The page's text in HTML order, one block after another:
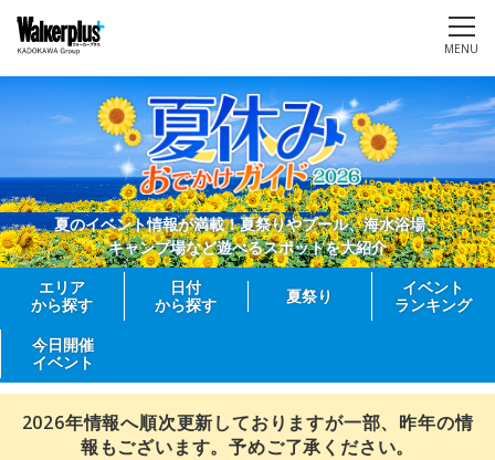
MENU
夏のイベント情報が満載！夏祭りやプール、海水浴場、
キャンプ場など遊べるスポットを大紹介
エリア
から探す
日付
から探す
夏祭り
イベント
ランキング
今日開催
イベント
2026年情報へ順次更新しておりますが一部、昨年の情
報もございます。予めご了承ください。